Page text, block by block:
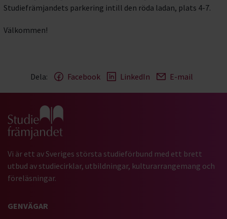
Studiefrämjandets parkering intill den röda ladan, plats 4-7.
Välkommen!
Dela: Facebook LinkedIn E-mail
Gå till studiefrämjandets startsida
Vi är ett av Sveriges största studieförbund med ett brett
utbud av studiecirklar, utbildningar, kulturarrangemang och
föreläsningar.
GENVÄGAR